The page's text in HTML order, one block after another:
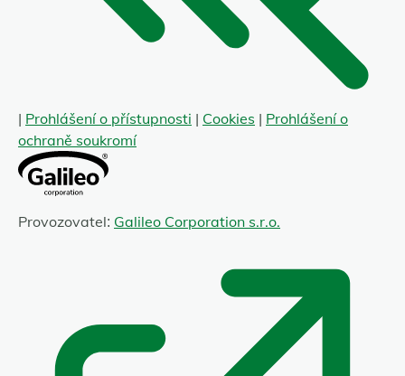
| Prohlášení o přístupnosti | Cookies | Prohlášení o
ochraně soukromí
Provozovatel: Galileo Corporation s.r.o.